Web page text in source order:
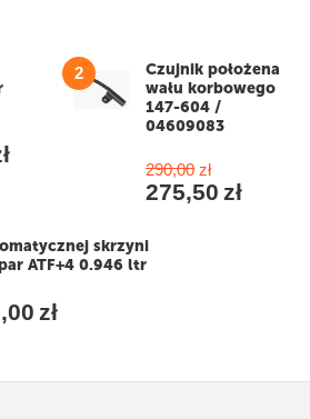
2
Czujnik położena
wału korbowego
147-604 /
04609083
290,00 zł
275,50 zł
skrzyni
ATF+4 0.946 ltr
zł